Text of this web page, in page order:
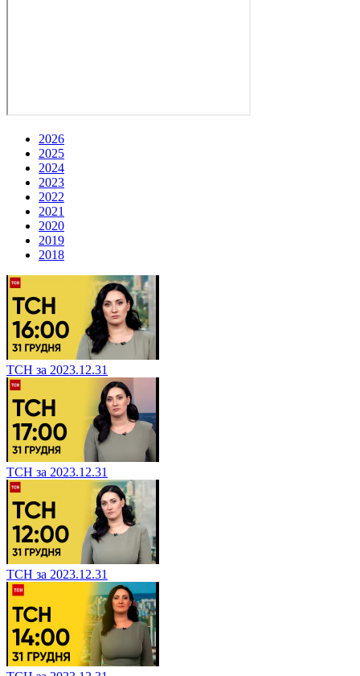
2026
2025
2024
2023
2022
2021
2020
2019
2018
ТСН за 2023.12.31
ТСН за 2023.12.31
ТСН за 2023.12.31